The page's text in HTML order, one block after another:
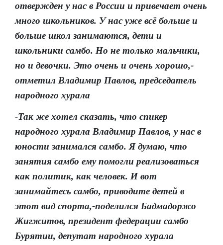
отвержден у нас в России и привечает очень
много школьников. У нас уже всё больше и
больше школ занимаются, дети и
школьники самбо. Но не только мальчики,
но и девочки. Это очень и очень хорошо,-
отметил Владимир Павлов, председатель
народного хурала
-Так же хотел сказать, что спикер
народного хурала Владимир Павлов, у нас в
юности занимался самбо. Я думаю, что
занятия самбо ему помогли реализоваться
как политик, как человек. И вот
занимайтесь самбо, приводите детей в
этот вид спорта,-поделился Бадмадоржо
Жигжитов, президент федерации самбо
Бурятии, депутат народного хурала